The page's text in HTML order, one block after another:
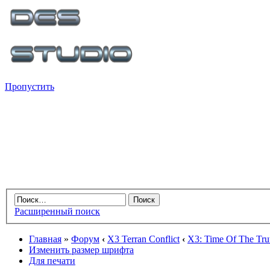
Пропустить
Расширенный поиск
Главная » Форум ‹ X3 Terran Conflict ‹ X3: Time Of The
Изменить размер шрифта
Для печати